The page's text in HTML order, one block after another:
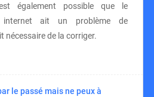
également possible que le
ait un problème de
nécessaire de la corriger.
le passé mais ne peux à